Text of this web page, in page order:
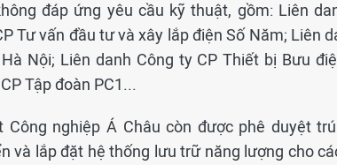
đáp ứng yêu cầu kỹ thuật, gồm: Liên
Tư vấn đầu tư và xây lắp điện Số Năm; Liên
Nội; Liên danh Công ty CP Thiết bị Bưu
Tập đoàn PC1...
Công nghiệp Á Châu còn được phê duyệt
và lắp đặt hệ thống lưu trữ năng lượng cho